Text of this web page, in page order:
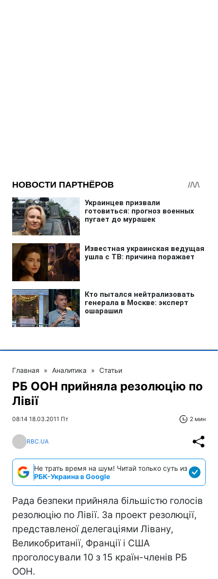
Главная » Аналитика » Статьи
РБ ООН прийняла резолюцію по
Лівії
08:14 18.03.2011 Пт 2 мин
RBC.UA
Не трать время на шум! Читай только суть из
РБК-Украина в Google
Рада безпеки прийняла більшістю голосів
резолюцію по Лівії. За проект резолюції,
представленої делегаціями Лівану,
Великобританії, Франції і США
проголосували 10 з 15 країн-членів РБ
ООН.